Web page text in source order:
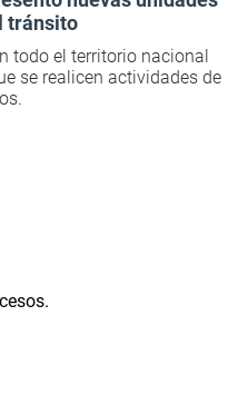
tránsito
todo el territorio nacional
se realicen actividades de